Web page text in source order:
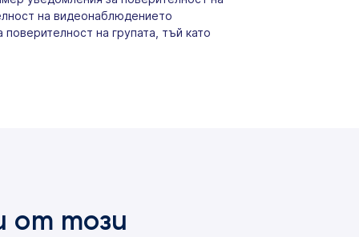
на видеонаблюдението
на групата, тъй като
от този